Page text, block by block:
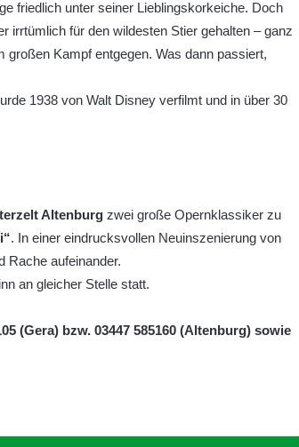
friedlich unter seiner Lieblingskorkeiche. Doch
irrtümlich für den wildesten Stier gehalten – ganz
großen Kampf entgegen. Was dann passiert,
1938 von Walt Disney verfilmt und in über 30
Altenburg zwei große Opernklassiker zu
. In einer eindrucksvollen Neuinszenierung von
Rache aufeinander.
an gleicher Stelle statt.
(Gera) bzw. 03447 585160 (Altenburg) sowie